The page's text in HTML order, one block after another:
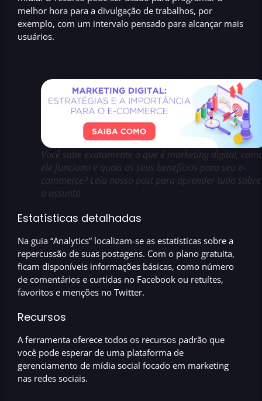
melhor hora para a divulgação de trabalhos, por
exemplo, com um intervalo pensado para alcançar mais
usuários.
Você sabe exatamente o que é marketing digital,
ele funciona e quais os seus benefícios para seu e-
commerce? Leia nosso post para aprender tudo sobre
o assunto
Estatísticas detalhadas
Na guia “Analytics” localizam-se as estatísticas sobre a
repercussão de suas postagens. Com o plano gratuita,
ficam disponíveis informações básicas, como número
de comentários e curtidas no Facebook ou retuítes,
favoritos e menções no Twitter.
Recursos
A ferramenta oferece todos os recursos padrão que
você pode esperar de uma plataforma de
gerenciamento de mídia social focado em marketing
nas redes sociais.